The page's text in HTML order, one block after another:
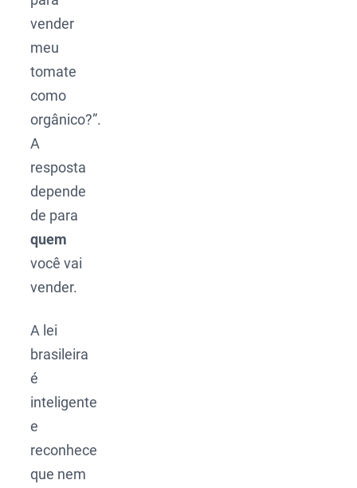
vender
meu
tomate
como
orgânico?”.
A
resposta
depende
de para
quem
você vai
vender.
A lei
brasileira
é
inteligente
e
reconhece
que nem